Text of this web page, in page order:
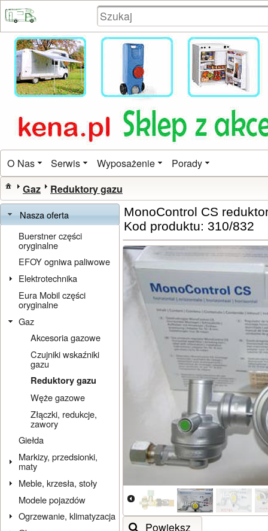
O Nas Serwis Wyposażenie Porady
Gaz Reduktory gazu
Nasza oferta
Buerstner części
oryginalne
EFOY ogniwa paliwowe
Elektrotechnika
Eura Mobil części
oryginalne
Gaz
Akcesoria gazowe
Czujniki wskaźniki
gazu
Reduktory gazu
Węże gazowe
Złączki, redukcje,
zawory
Giełda
Markizy, przedsionki,
maty
Meble, krzesła, stoły
Modele pojazdów
Ogrzewanie, klimatyzacja
MonoControl CS
Kod produktu: 310/832
Powiększ